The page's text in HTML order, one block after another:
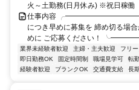
火～土勤務(日月休み) ※祝日稼働
仕事内容
につき早めに募集を 締め切る場
めに ご応募ください！
業界未経験者歓迎 主婦・主夫歓迎 フリ
即日勤務OK
固定時間制 職場見学可 転
経験者歓迎
ブランクOK 交通費支給 長